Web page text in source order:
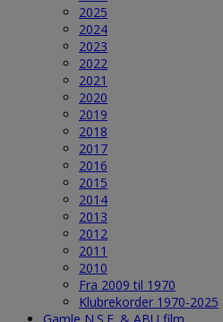
2025
2024
2023
2022
2021
2020
2019
2018
2017
2016
2015
2014
2013
2012
2011
2010
Fra 2009 til 1970
Klubrekorder 1970-2025